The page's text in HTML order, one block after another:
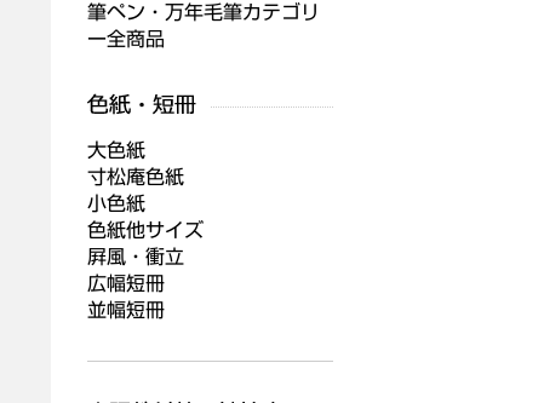
筆ペン・万年毛筆カテゴリ
ー全商品
大色紙
寸松庵色紙
小色紙
色紙他サイズ
屛風・衝立
広幅短冊
並幅短冊